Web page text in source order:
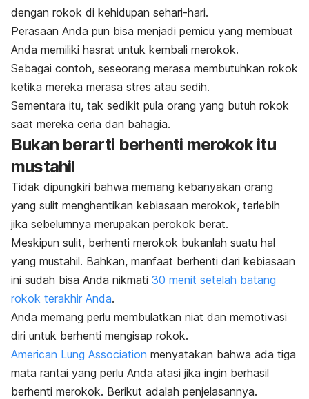
dengan rokok di kehidupan sehari-hari.
Perasaan Anda pun bisa menjadi pemicu yang membuat
Anda memiliki hasrat untuk kembali merokok.
Sebagai contoh, seseorang merasa membutuhkan rokok
ketika mereka merasa stres atau sedih.
Sementara itu, tak sedikit pula orang yang butuh rokok
saat mereka ceria dan bahagia.
Bukan berarti berhenti merokok itu
mustahil
Tidak dipungkiri bahwa memang kebanyakan orang
yang sulit menghentikan kebiasaan merokok, terlebih
jika sebelumnya merupakan perokok berat.
Meskipun sulit, berhenti merokok bukanlah suatu hal
yang mustahil. Bahkan, manfaat berhenti dari kebiasaan
ini sudah bisa Anda nikmati 30 menit setelah batang
rokok terakhir Anda.
Anda memang perlu membulatkan niat dan memotivasi
diri untuk berhenti mengisap rokok.
American Lung Association menyatakan bahwa ada tiga
mata rantai yang perlu Anda atasi jika ingin berhasil
berhenti merokok. Berikut adalah penjelasannya.